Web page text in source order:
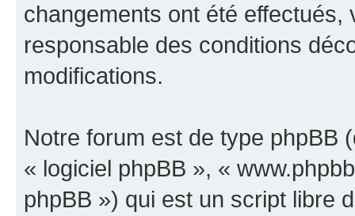
changements ont été effectués,
responsable des conditions
modifications.
Notre forum est de type phpBB
« logiciel phpBB », «
phpBB ») qui est un script libre